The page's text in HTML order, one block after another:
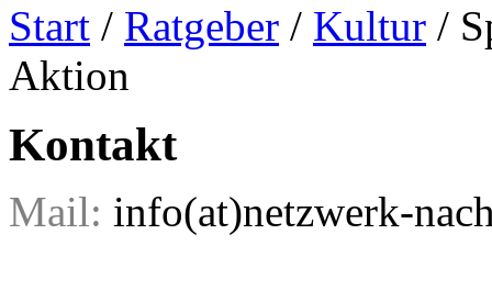
Start / Ratgeber / Kultur /
Aktion
Kontakt
Mail: info(at)netzwerk-